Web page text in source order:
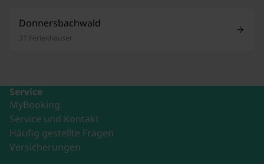
Donnersbachwald
37 Ferienhäuser
Service
MyBooking
Service und Kontakt
Häufig gestellte Fragen
Versicherungen